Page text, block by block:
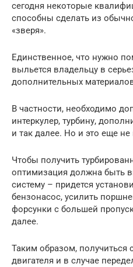
сегодня некоторые
способны сделать из
«зверя».
Единственное, что нужно
выльется владельцу в
дополнительных
В частности, необходимо
интеркулер, турбину,
и так далее. Но и это еще не
Чтобы получить
оптимизация должна быть
систему – придется
бензонасос, усилить
форсунки с большей
далее.
Таким образом, получиться
двигателя и в случае